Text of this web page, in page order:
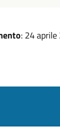
: 24